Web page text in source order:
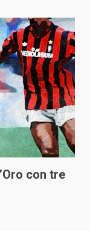
con tre